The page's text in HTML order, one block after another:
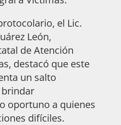
el Lic.
León,
de Atención
destacó que este
un salto
oportuno a quienes
difíciles.